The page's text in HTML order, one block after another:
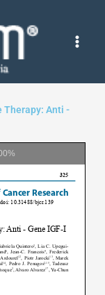
Therapy: Anti -